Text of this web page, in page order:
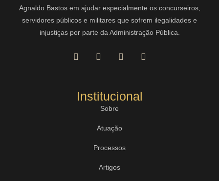
Agnaldo Bastos em ajudar especialmente os concurseiros,
servidores públicos e militares que sofrem ilegalidades e
injustiças por parte da Administração Pública.
Institucional
Sobre
Atuação
Processos
Artigos